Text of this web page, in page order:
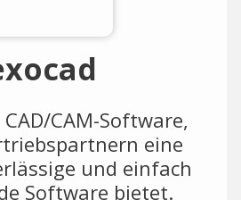
CAM-Software,
eine
und einfach
Software bietet.